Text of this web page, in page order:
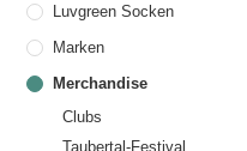
Luvgreen Socken
Marken
Merchandise
Clubs
Taubertal-Festival